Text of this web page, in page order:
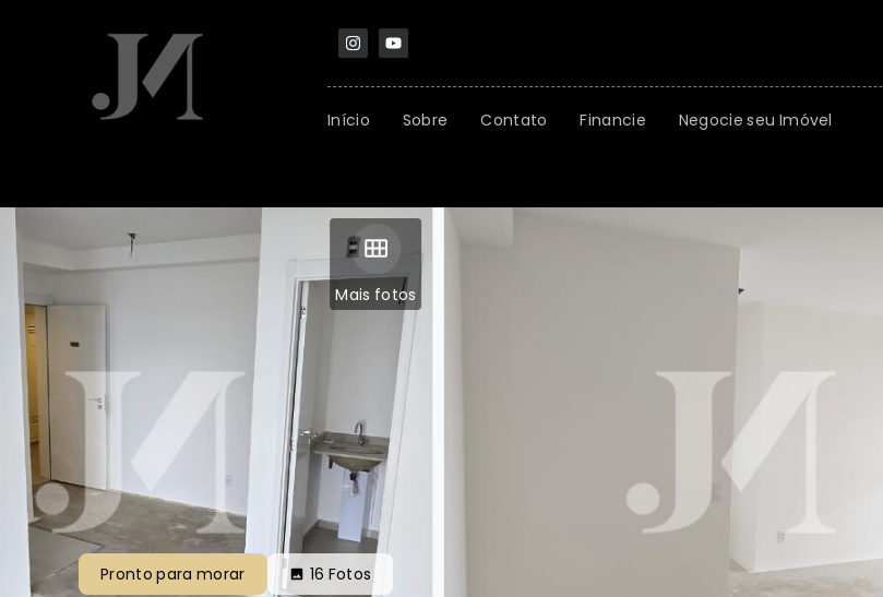
Início Sobre Contato Financie Negocie seu Imóvel
Mais fotos
Pronto para morar 16 Fotos